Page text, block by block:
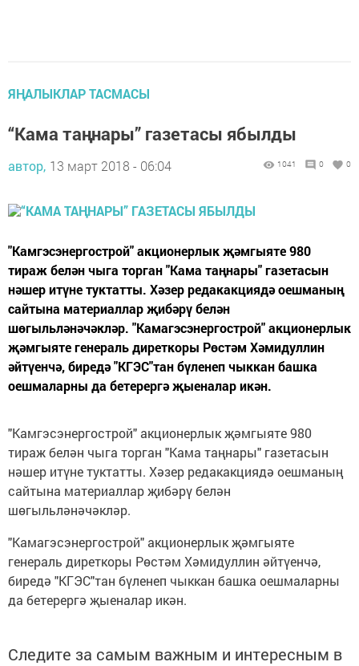
ЯҢАЛЫКЛАР ТАСМАСЫ
“Кама таңнары” газетасы ябылды
автор, 13 март 2018 - 06:04 1041 0 0
"Камгэсэнергострой" акционерлык җәмгыяте 980
тираж белән чыга торган "Кама таңнары" газетасын
нәшер итүне туктатты. Хәзер редакакциядә оешманың
сайтына материаллар җибәрү белән
шөгыльләнәчәкләр. "Камагэсэнергострой" акционерлык
җәмгыяте генераль диреткоры Рөстәм Хәмидуллин
әйтүенчә, биредә "КГЭС"тан бүленеп чыккан башка
оешмаларны да бетерергә җыеналар икән.
"Камгэсэнергострой" акционерлык җәмгыяте 980
тираж белән чыга торган "Кама таңнары" газетасын
нәшер итүне туктатты. Хәзер редакакциядә оешманың
сайтына материаллар җибәрү белән
шөгыльләнәчәкләр.
"Камагэсэнергострой" акционерлык җәмгыяте
генераль диреткоры Рөстәм Хәмидуллин әйтүенчә,
биредә "КГЭС"тан бүленеп чыккан башка оешмаларны
да бетерергә җыеналар икән.
Следите за самым важным и интересным в